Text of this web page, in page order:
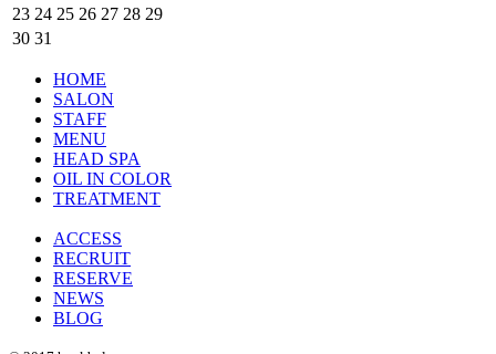
23 24 25 26 27 28 29
30 31
HOME
SALON
STAFF
MENU
HEAD SPA
OIL IN COLOR
TREATMENT
ACCESS
RECRUIT
RESERVE
NEWS
BLOG